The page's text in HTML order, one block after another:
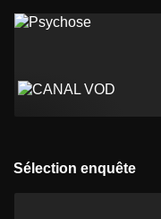
Sélection enquête